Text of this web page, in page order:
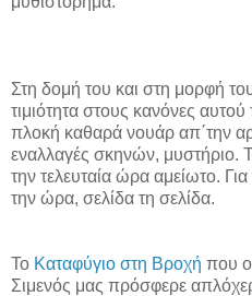
Στη δομή του και στη μορφή
τιμιότητα στους κανόνες
πλοκή καθαρά νουάρ απ΄την
εναλλαγές σκηνών, μυστήριο.
την τελευταία ώρα αμείωτο.
την ώρα, σελίδα τη σελίδα.
Το Καταφύγιο στη Βροχή που
Σιμενός μας πρόσφερε